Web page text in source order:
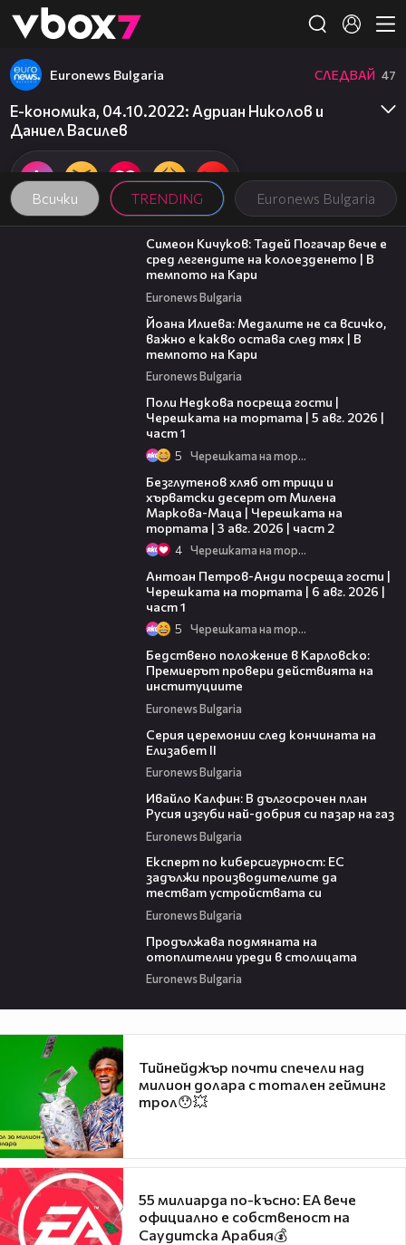
👾
Всички TRENDING Euronews Bulgaria
Euronews Bulgaria СЛЕДВАЙ 47
Е-кономика, 04.10.2022: Адриан Николов и
Даниел Василев
11:23
Симеон Кичуков: Тадей Погачар вече е
сред легендите на колоезденето | В
темпото на Кари
Euronews Bulgaria
Йоана Илиева: Медалите не са всичко,
важно е какво остава след тях | В
темпото на Кари
Euronews Bulgaria
Поли Недкова посреща гости |
Черешката на тортата | 5 авг. 2026 |
част 1
5 Черешката на тортата
Безглутенов хляб от трици и
хърватски десерт от Милена
Маркова-Маца | Черешката на
тортата | 3 авг. 2026 | част 2
4 Черешката на тортата
Антоан Петров-Анди посреща гости |
Черешката на тортата | 6 авг. 2026 |
част 1
5 Черешката на тортата
Бедствено положение в Карловско:
Премиерът провери действията на
институциите
Euronews Bulgaria
Серия церемонии след кончината на
Елизабет II
Euronews Bulgaria
Ивайло Калфин: В дългосрочен план
Русия изгуби най-добрия си пазар на газ
Euronews Bulgaria
Експерт по киберсигурност: ЕС
задължи производителите да
тестват устройствата си
Euronews Bulgaria
Продължава подмяната на
отоплителни уреди в столицата
Euronews Bulgaria
Тийнейджър почти спечели над
милион долара с тотален гейминг
трол😯💥
55 милиарда по-късно: EA вече
официално е собственост на
Саудитска Арабия💰